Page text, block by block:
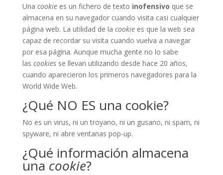
Una cookiees un fichero de texto inofensivo que se
almacena en su navegador cuando visita casi cualquier
página web. La utilidad de la cookiees que la web sea
capaz de recordar su visita cuando vuelva a navegar
por esa página. Aunque mucha gente no lo sabe
las cookiesse llevan utilizando desde hace 20 años,
cuando aparecieron los primeros navegadores para la
World Wide Web.
¿Qué NO ES una cookie?
No es un virus, ni un troyano, ni un gusano, ni spam, ni
spyware, ni abre ventanas pop-up.
¿Qué información almacena
una cookie?